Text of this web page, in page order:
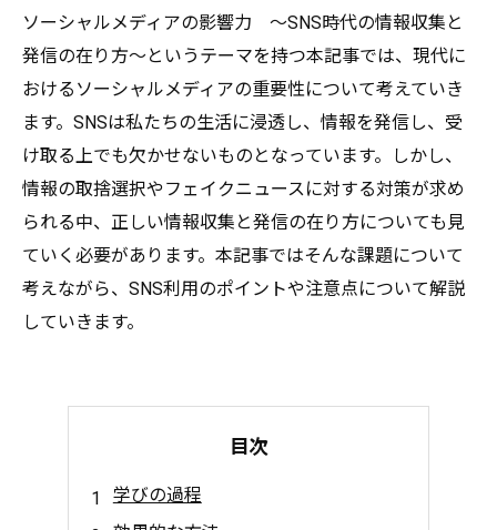
ソーシャルメディアの影響力 〜SNS時代の情報収集と
発信の在り方〜というテーマを持つ本記事では、現代に
おけるソーシャルメディアの重要性について考えていき
ます。SNSは私たちの生活に浸透し、情報を発信し、受
け取る上でも欠かせないものとなっています。しかし、
情報の取捨選択やフェイクニュースに対する対策が求め
られる中、正しい情報収集と発信の在り方についても見
ていく必要があります。本記事ではそんな課題について
考えながら、SNS利用のポイントや注意点について解説
していきます。
目次
学びの過程